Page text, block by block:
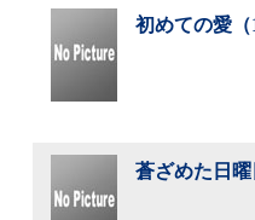
初めての愛（
蒼ざめた日曜